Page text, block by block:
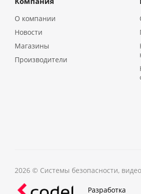
О компании
Новости
Магазины
Производители
2026 © Системы безопасности,
Разработка